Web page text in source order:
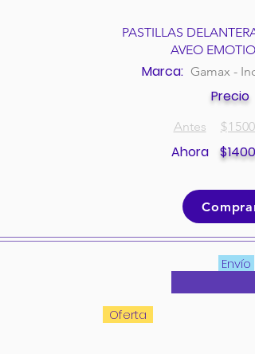
PASTILLAS
AVEO
Marca: Gamax -
Precio
Antes $
Ahora $
Comprar
Envío
Oferta